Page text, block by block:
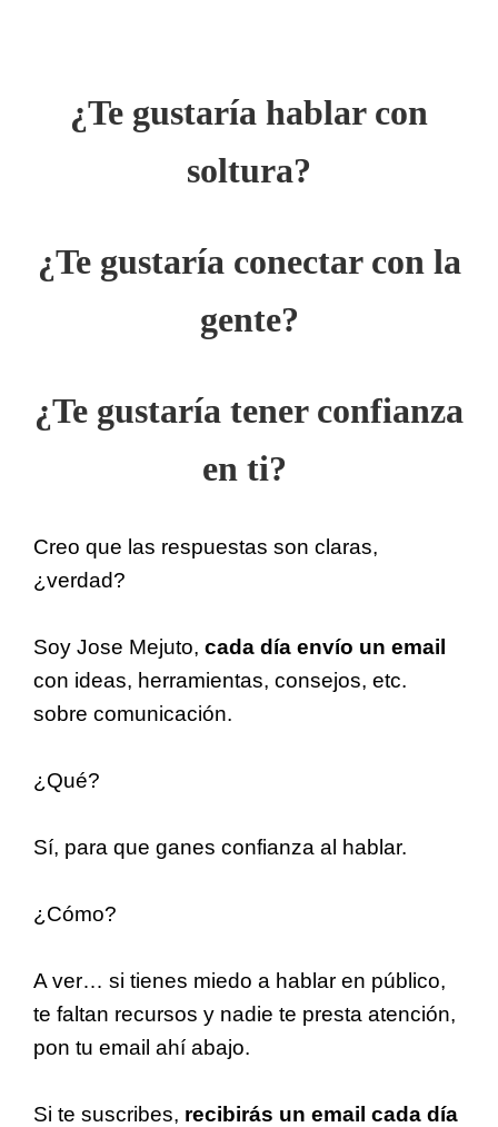
¿Te gustaría hablar con
soltura?
¿Te gustaría conectar con la
gente?
¿Te gustaría tener confianza
en ti?
Creo que las respuestas son claras,
¿verdad?
Soy Jose Mejuto, cada día envío un email
con ideas, herramientas, consejos, etc.
sobre comunicación.
¿Qué?
Sí, para que ganes confianza al hablar.
¿Cómo?
A ver… si tienes miedo a hablar en público,
te faltan recursos y nadie te presta atención,
pon tu email ahí abajo.
Si te suscribes, recibirás un email cada día